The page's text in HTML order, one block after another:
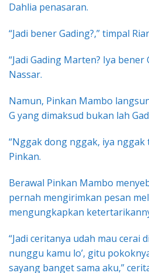
Dahlia penasaran.
“Jadi bener Gading?,” timpal
“Jadi Gading Marten? Iya bener
Nassar.
Namun, Pinkan Mambo
G yang dimaksud bukan lah
“Nggak dong nggak, iya nggak
Pinkan.
Berawal Pinkan Mambo
pernah mengirimkan pesan
mengungkapkan
“Jadi ceritanya udah mau cerai
nunggu kamu lo’, gitu
sayang banget sama aku,”